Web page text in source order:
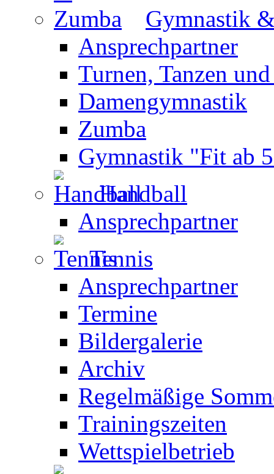
Gymnastik
Ansprechpartner
Turnen, Tanzen
Damengymnastik
Zumba
Gymnastik "Fit ab
Handball
Ansprechpartner
Tennis
Ansprechpartner
Termine
Bildergalerie
Archiv
Regelmäßige
Trainingszeiten
Wettspielbetrieb